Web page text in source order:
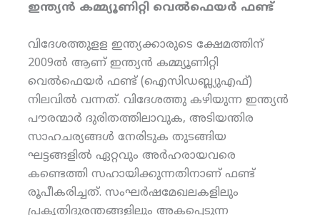
ഇന്ത്യന്‍ കമ്മ്യൂണിറ്റി വെല്‍ഫെയര്‍ ഫണ്ട്
വിദേശത്തുളള ഇന്ത്യക്കാരുടെ ക്ഷേമത്തിന്
2009ല്‍ ആണ് ഇന്ത്യന്‍ കമ്മ്യൂണിറ്റി
വെല്‍ഫെയര്‍ ഫണ്ട് (ഐസിഡബ്ല്യുഎഫ്)
നിലവില്‍ വന്നത്. വിദേശത്തു കഴിയുന്ന ഇന്ത്യന്‍
പൗരന്മാര്‍ ദുരിതത്തിലാവുക, അടിയന്തിര
സാഹചര്യങ്ങള്‍ നേരിടുക തുടങ്ങിയ
ഘട്ടങ്ങളില്‍ ഏറ്റവും അര്‍ഹരായവരെ
കണ്ടെത്തി സഹായിക്കുന്നതിനാണ് ഫണ്ട്
രൂപീകരിച്ചത്. സംഘര്‍ഷമേഖലകളിലും
പ്രകൃതിദുരന്തങ്ങളിലും അകപ്പെടുന്ന